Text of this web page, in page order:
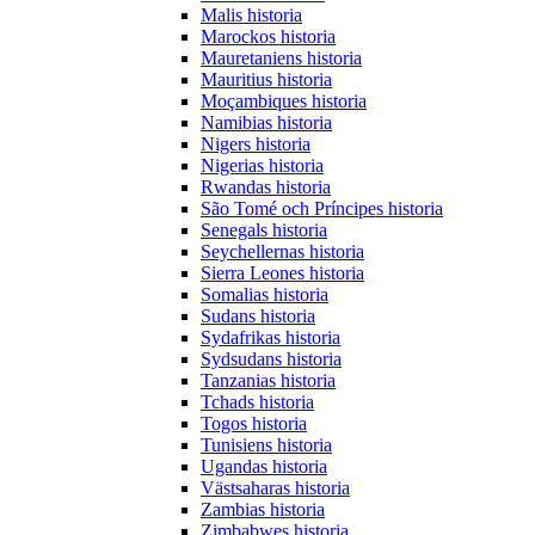
Malis historia
Marockos historia
Mauretaniens historia
Mauritius historia
Moçambiques historia
Namibias historia
Nigers historia
Nigerias historia
Rwandas historia
São Tomé och Príncipes historia
Senegals historia
Seychellernas historia
Sierra Leones historia
Somalias historia
Sudans historia
Sydafrikas historia
Sydsudans historia
Tanzanias historia
Tchads historia
Togos historia
Tunisiens historia
Ugandas historia
Västsaharas historia
Zambias historia
Zimbabwes historia